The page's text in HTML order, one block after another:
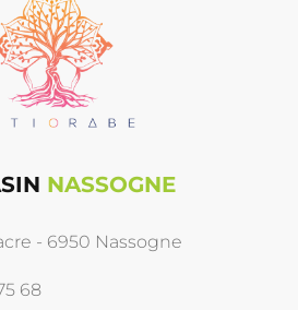
NASSOGNE
- 6950 Nassogne
68